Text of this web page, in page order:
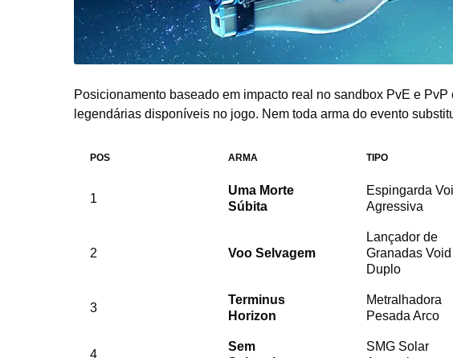
Posicionamento baseado em impacto real no sandbox PvE e
legendárias disponíveis no jogo. Nem toda arma do evento
POS ARMA TIPO
1
Uma Morte
Súbita
Espingarda
Agressiva
2 Voo Selvagem
Lançador de
Granadas Void
Duplo
3
Terminus
Horizon
Metralhadora
Pesada Arco
4
Sem
SMG Solar